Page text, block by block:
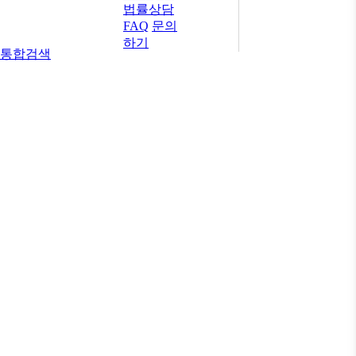
법률상담
FAQ 문의
하기
통합검색